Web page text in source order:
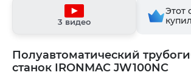
Полуавтоматический
станок IRONMAC JW100NC
3 видео
Этот